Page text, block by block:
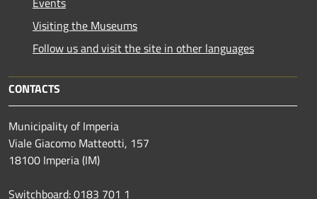
Visiting the Museums
Follow us and visit the site in other languages
CONTACTS
Municipality of Imperia
Viale Giacomo Matteotti, 157
18100 Imperia (IM)
Switchboard: 0183 701 1